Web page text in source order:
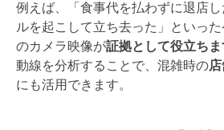
例えば、「食事代を払わずに退店
ルを起こして立ち去った」といっ
のカメラ映像が証拠として役立ちま
動線を分析することで、混雑時の
にも活用できます。